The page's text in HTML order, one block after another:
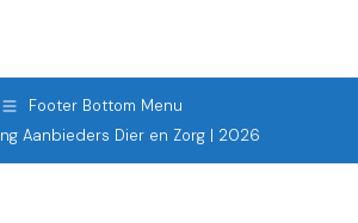
Footer Bottom Menu
Aanbieders Dier en Zorg | 2026